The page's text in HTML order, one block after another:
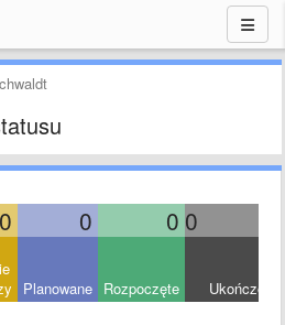
0 0 0 0
Planowane Rozpoczęte Ukończony